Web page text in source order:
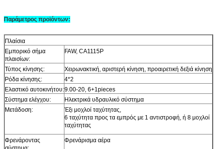
Παράμετρος προϊόντων:
Πλαίσια
Εμπορικό σήμα
πλαισίων:
FAW, CA1115P
Τύπος κίνησης:
Χειρωνακτική, αριστερή κίνηση, προαιρετική δεξιά κίνηση
Ρόδα κίνησης:
4*2
Ελαστικό αυτοκινήτου:9.00-20, 6+1pieces
Σύστημα ελέγχου:
Ηλεκτρικά υδραυλικό σύστημα
Μετάδοση:
Έξι μοχλοί ταχύτητας,
6 ταχύτητα προς τα εμπρός με 1 αντιστροφή, ή 8 μοχλοί
ταχύτητας
Φρενάροντας
Φρενάρισμα αέρα